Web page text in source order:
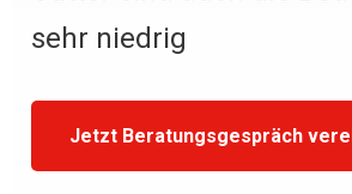
sehr niedrig
Jetzt Beratungsgespräch